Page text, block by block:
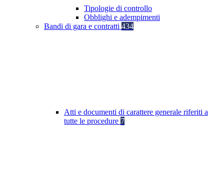
Tipologie di controllo
Obblighi e adempimenti
Bandi di gara e contratti 434
Atti e documenti di carattere generale riferiti a
tutte le procedure 7